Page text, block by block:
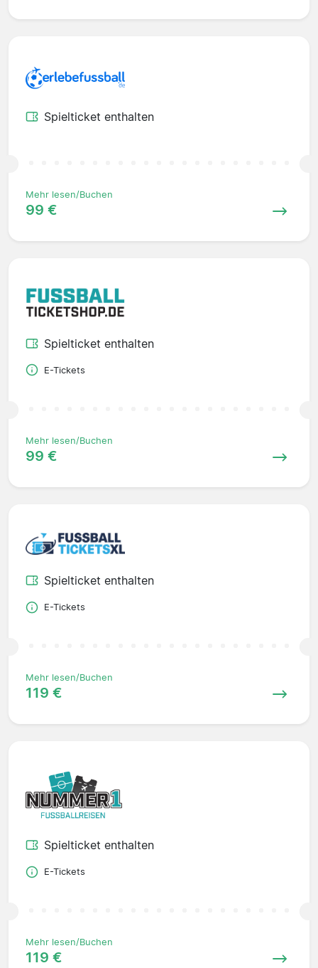
Spielticket enthalten
Mehr lesen/Buchen
99 €
Spielticket enthalten
E-Tickets
Mehr lesen/Buchen
99 €
Spielticket enthalten
E-Tickets
Mehr lesen/Buchen
119 €
Spielticket enthalten
E-Tickets
Mehr lesen/Buchen
119 €